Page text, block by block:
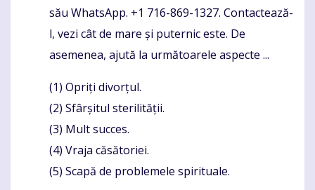
său WhatsApp. +1 716-869-1327. Contactează-
l, vezi cât de mare și puternic este. De
asemenea, ajută la următoarele aspecte ...
(1) Opriți divorțul.
(2) Sfârșitul sterilității.
(3) Mult succes.
(4) Vraja căsătoriei.
(5) Scapă de problemele spirituale.